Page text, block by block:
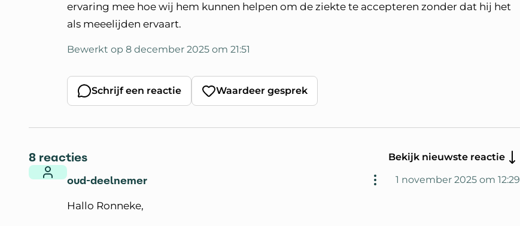
ervaring mee hoe wij hem kunnen helpen om de ziekte te accepteren zonder dat hij het
als meeelijden ervaart.
Bewerkt op 8 december 2025 om 21:51
Schrijf een reactie Waardeer gesprek
8 reacties Bekijk nieuwste reactie
oud-deelnemer 1 november 2025 om 12:29
Hallo Ronneke,